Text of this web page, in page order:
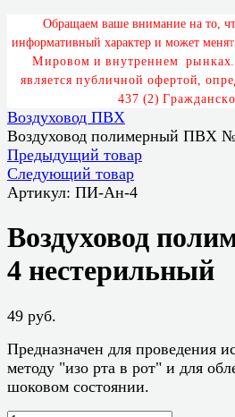
Обращаем ваше внимание на то, чт
информативный характер и может менят
Мировом и внутреннем рынках.
является публичной офертой, опре
437 (2) Гражданско
Воздуховод ПВХ
Воздуховод полимерный ПВХ №
Предыдущий товар
Следующий товар
Артикул: ПИ-Ан-4
Воздуховод
4 нестерильный
49 руб.
Предназначен для проведения
методу "изо рта в рот" и для
шоковом состоянии.